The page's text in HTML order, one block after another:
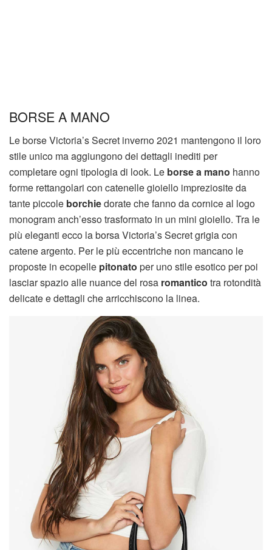
BORSE A MANO
Le borse Victoria’s Secret inverno 2021 mantengono il loro
stile unico ma aggiungono dei dettagli inediti per
completare ogni tipologia di look. Le borse a mano hanno
forme rettangolari con catenelle gioiello impreziosite da
tante piccole borchiedorate che fanno da cornice al logo
monogram anch’esso trasformato in un mini gioiello. Tra le
più eleganti ecco la borsa Victoria’s Secret grigia con
catene argento. Per le più eccentriche non mancano le
proposte in ecopelle pitonato per uno stile esotico per poi
lasciar spazio alle nuance del rosa romantico tra rotondità
delicate e dettagli che arricchiscono la linea.